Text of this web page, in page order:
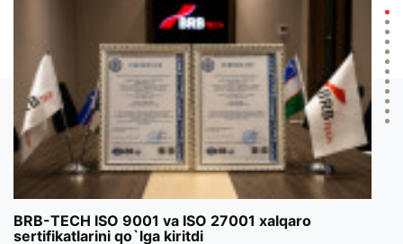
BRB-TECH ISO 9001 va ISO 27001 xalqaro
sertifikatlarini qo`lga kiritdi